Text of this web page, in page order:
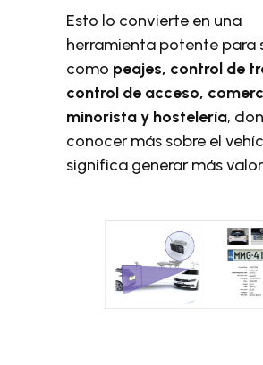
Esto lo convierte en una
herramienta potente para
como peajes, control de
control de acceso,
minorista y hostelería,
conocer más sobre el
significa generar más